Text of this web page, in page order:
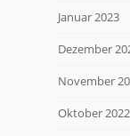
Januar 2023
Dezember
November
Oktober 2022